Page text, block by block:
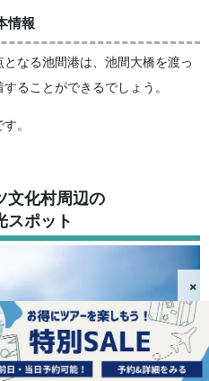
情報
なる池間港は、池間大橋を渡っ
ることができるでしょう。
。
文化村周辺の
スポット
×